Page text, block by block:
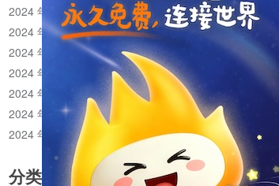
2024 年 11 月
2024 年 10 月
2024 年 9 月
2024 年 8 月
2024 年 7 月
2024 年 6 月
2024 年 5 月
分类目录